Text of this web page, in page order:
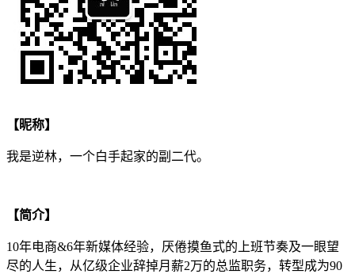
【昵称】
我是逆林，一个白手起家的副二代。
【简介】
10年电商&6年新媒体经验，厌倦摸鱼式的上班节奏及一眼望
尽的人生，从亿级企业辞掉月薪2万的总监职务，转型成为90